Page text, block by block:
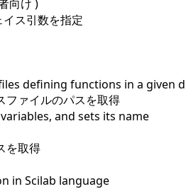
向け )
ス引数を指定
defining functions in a given
ファイルのパスを取得
and sets its name
を取得
in Scilab language